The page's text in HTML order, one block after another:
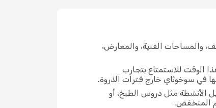
والمساحات الفنية، والمعارض،
الوقت للاستمتاع بتجارب
في سوخوثاي خارج فترات الذروة.
الأنشطة مثل دروس الطبخ، أو
المنخفض.